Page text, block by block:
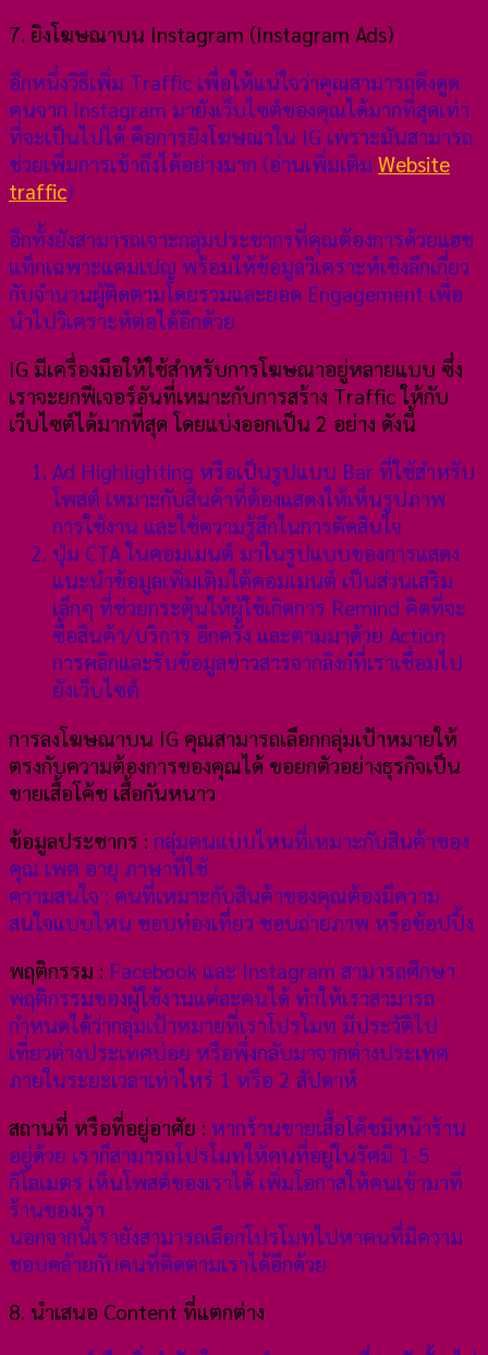
7. ยิงโฆษณาบน Instagram (Instagram Ads)
อีกหนึ่งวิธีเพิ่ม Traffic เพื่อให้แน่ใจว่าคุณสามารถดึงดูด
คนจาก Instagram มายังเว็บไซต์ของคุณได้มากที่สุดเท่า
ที่จะเป็นไปได้ คือการยิงโฆษณาใน IG เพราะมันสามารถ
ช่วยเพิ่มการเข้าถึงได้อย่างมาก (อ่านเพิ่มเติม Website
traffic)
อีกทั้งยังสามารถเจาะกลุ่มประชากรที่คุณต้องการด้วยแฮช
แท็กเฉพาะแคมเปญ พร้อมให้ข้อมูลวิเคราะห์เชิงลึกเกี่ยว
กับจำนวนผู้ติดตามโดยรวมและยอด Engagement เพื่อ
นำไปวิเคราะห์ต่อได้อีกด้วย
IG มีเครื่องมือให้ใช้สำหรับการโฆษณาอยู่หลายแบบ ซึ่ง
เราจะยกฟีเจอร์อันที่เหมาะกับการสร้าง Traffic ให้กับ
เว็บไซต์ได้มากที่สุด โดยแบ่งออกเป็น 2 อย่าง ดังนี้
Ad Highlighting หรือเป็นรูปแบบ Bar ที่ใช้สำหรับ
โพสต์ เหมาะกับสินค้าที่ต้องแสดงให้เห็นรูปภาพ
การใช้งาน และใช้ความรู้สึกในการตัดสินใจ
ปุ่ม CTA ในคอมเมนต์ มาในรูปแบบของการแสดง
แนะนำข้อมูลเพิ่มเติมใต้คอมเมนต์ เป็นส่วนเสริม
เล็กๆ ที่ช่วยกระตุ้นให้ผู้ใช้เกิดการ Remind คิดที่จะ
ซื้อสินค้า/บริการ อีกครั้ง และตามมาด้วย Action
การคลิกและรับข้อมูลข่าวสารจากลิงก์ที่เราเชื่อมไป
ยังเว็บไซต์
การลงโฆษณาบน IG คุณสามารถเลือกกลุ่มเป้าหมายให้
ตรงกับความต้องการของคุณได้ ขอยกตัวอย่างธุรกิจเป็น
ขายเสื้อโค้ช เสื้อกันหนาว
ข้อมูลประชากร : กลุ่มคนแบบไหนที่เหมาะกับสินค้าของ
คุณ เพศ อายุ ภาษาที่ใช้
ความสนใจ : คนที่เหมาะกับสินค้าของคุณต้องมีความ
สนใจแบบไหน ชอบท่องเที่ยว ชอบถ่ายภาพ หรือช้อปปิ้ง
พฤติกรรม : Facebook และ Instagram สามารถศึกษา
พฤติกรรมของผู้ใช้งานแต่ละคนได้ ทำให้เราสามารถ
กำหนดได้ว่ากลุ่มเป้าหมายที่เราโปรโมท มีประวัติไป
เที่ยวต่างประเทศบ่อย หรือพึ่งกลับมาจากต่างประเทศ
ภายในระยะเวลาเท่าไหร่ 1 หรือ 2 สัปดาห์
สถานที่ หรือที่อยู่อาศัย : หากร้านขายเสื้อโค้ชมีหน้าร้าน
อยู่ด้วย เราก็สามารถโปรโมทให้คนที่อยู่ในรัศมี 1-5
กิโลเมตร เห็นโพสต์ของเราได้ เพิ่มโอกาสให้คนเข้ามาที่
ร้านของเรา
นอกจากนี้เรายังสามารถเลือกโปรโมทไปหาคนที่มีความ
ชอบคล้ายกับคนที่ติดตามเราได้อีกด้วย
8. นำเสนอ Content ที่แตกต่าง